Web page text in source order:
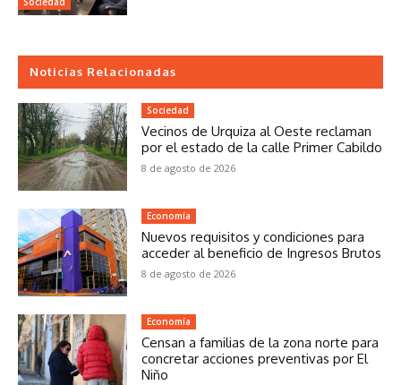
Noticias Relacionadas
Sociedad
Vecinos de Urquiza al Oeste reclaman
por el estado de la calle Primer Cabildo
8 de agosto de 2026
Economía
Nuevos requisitos y condiciones para
acceder al beneficio de Ingresos Brutos
8 de agosto de 2026
Economía
Censan a familias de la zona norte para
concretar acciones preventivas por El
Niño